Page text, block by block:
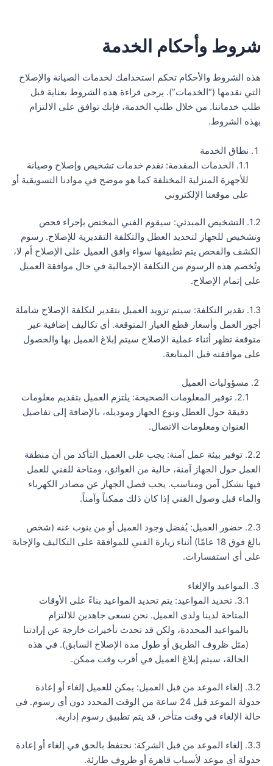
شروط وأحكام الخدمة
هذه الشروط والأحكام تحكم استخدامك لخدمات الصيانة والإصلاح
التي نقدمها (“الخدمات”). يرجى قراءة هذه الشروط بعناية قبل
طلب خدماتنا. من خلال طلب الخدمة، فإنك توافق على الالتزام
بهذه الشروط.
نطاق الخدمة
1.1. الخدمات المقدمة: نقدم خدمات تشخيص وإصلاح وصيانة
للأجهزة المنزلية المختلفة كما هو موضح في موادنا التسويقية أو
على موقعنا الإلكتروني
1.2. التشخيص المبدئي: سيقوم الفني المختص بإجراء فحص
وتشخيص للجهاز لتحديد العطل والتكلفة التقديرية للإصلاح. رسوم
الكشف والفحص يتم تطبيقها سواء وافق العميل على الإصلاح أم لا،
وتُخصم هذه الرسوم من التكلفة الإجمالية في حال موافقة العميل
على إتمام الإصلاح.
1.3. تقدير التكلفة: سيتم تزويد العميل بتقدير لتكلفة الإصلاح شاملة
أجور العمل وأسعار قطع الغيار المتوقعة. أي تكاليف إضافية غير
متوقعة تظهر أثناء عملية الإصلاح سيتم إبلاغ العميل بها والحصول
على موافقته قبل المتابعة.
مسؤوليات العميل
2.1. توفير المعلومات الصحيحة: يلتزم العميل بتقديم معلومات
دقيقة حول العطل ونوع الجهاز وموديله، بالإضافة إلى تفاصيل
العنوان ومعلومات الاتصال.
2.2. توفير بيئة عمل آمنة: يجب على العميل التأكد من أن منطقة
العمل حول الجهاز آمنة، خالية من العوائق، ومتاحة للفني للعمل
فيها بشكل آمن ومناسب. يجب فصل الجهاز عن مصادر الكهرباء
والماء قبل وصول الفني إذا كان ذلك ممكناً وآمناً.
2.3. حضور العميل: يُفضل وجود العميل أو من ينوب عنه (شخص
بالغ فوق 18 عامًا) أثناء زيارة الفني للموافقة على التكاليف والإجابة
على أي استفسارات.
المواعيد والإلغاء
3.1. تحديد المواعيد: يتم تحديد المواعيد بناءً على الأوقات
المتاحة لدينا ولدى العميل. نحن نسعى جاهدين للالتزام
بالمواعيد المحددة، ولكن قد تحدث تأخيرات خارجة عن إرادتنا
(مثل ظروف الطريق أو طول مدة الإصلاح السابق). في هذه
الحالة، سيتم إبلاغ العميل في أقرب وقت ممكن.
3.2. إلغاء الموعد من قبل العميل: يمكن للعميل إلغاء أو إعادة
جدولة الموعد قبل 24 ساعة من الوقت المحدد دون أي رسوم. في
حالة الإلغاء في وقت متأخر، قد يتم تطبيق رسوم إدارية.
3.3. إلغاء الموعد من قبل الشركة: نحتفظ بالحق في إلغاء أو إعادة
جدولة أي موعد لأسباب قاهرة أو ظروف طارئة.